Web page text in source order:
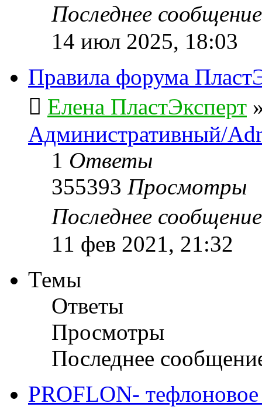
Последнее
14 июл 2025, 18:03
Правила форума
Елена ПластЭксперт
Административный/
1 Ответы
355393 Просмотры
Последнее
11 фев 2021, 21:32
Темы
Ответы
Просмотры
Последнее
PROFLON-